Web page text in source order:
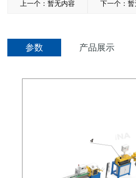
上一个：暂无内容 下一个：
参数 产品展示